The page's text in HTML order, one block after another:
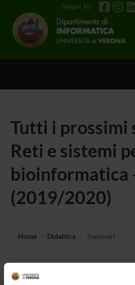
Segui su
Tutti i prossimi
Reti e sistemi
bioinformatica
(2019/2020)
Home Didattica Seminari
Non è stato trovato alcun seminario
all'insegnamento Reti e sistemi per